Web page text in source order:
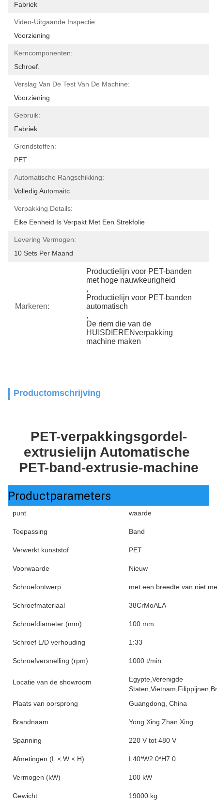
Fabriek
Video-Uitgaande Inspectie:
Voorziening
Kerncomponenten:
Schroef.
Verslag Van De Test Van De Machine:
Voorziening
Gebruik:
Fabriek
Grondstoffen:
PET
Automatische Rangschikking:
Volledig Automaitc
Verpakking Details:
Elke Eenheid Is Verpakt Met Een Strekfolie
Levering Vermogen:
10 Sets Per Maand
Markeren:
Productielijn voor PET-banden
met hoge nauwkeurigheid
,
Productielijn voor PET-banden
automatisch
,
De riem die van de
HUISDIERENverpakking
machine maken
Productomschrijving
PET-verpakkingsgordel-
extrusielijn Automatische
PET-band-extrusie-machine
Productparameters
punt waarde
Toepassing Band
Verwerkt kunststof PET
Voorwaarde Nieuw
Schroefontwerp met een breedte van niet
Schroefmateriaal 38CrMoALA
Schroefdiameter (mm) 100 mm
Schroef L/D verhouding 1:33
Schroefversnelling (rpm) 1000 t/min
Locatie van de showroom
Egypte,Verenigde
Plaats van oorsprong
Guangdong, China
Brandnaam Yong Xing Zhan Xing
Spanning 220 V tot 480 V
Afmetingen (L × W × H) L40*W2.0*H7.0
Vermogen (kW) 100 kW
Gewicht 19000 kg